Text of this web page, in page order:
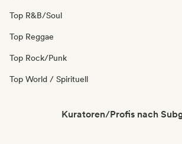
Top R&B/Soul
Top Reggae
Top Rock/Punk
Top World / Spirituell
Kuratoren/Profis nach